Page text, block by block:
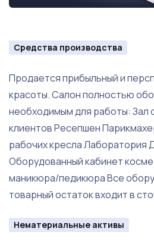
Средства производства
Продается прибыльный и
красоты. Салон полностью
необходимым для работы: Зал
клиентов Ресепшен
рабочих кресла Лаборатория
Оборудованный кабинет
маникюра/педикюра Все
товарный остаток входит в
Нематериальные активы